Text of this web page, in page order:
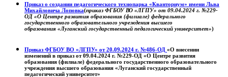
Приказ о создании педагогического технопарка «Кванториум» имени Льва
Михайловича Лоповка(приказ ФГБОУ ВО «ЛГПУ» от 09.04.2024 г. №229-
ОД «О Центре развития образования (филиале) федерального
государственного образовательного учреждения высшего
образования «Луганский государственный педагогический университет»)
Приказ ФГБОУ ВО «ЛГПУ» от 20.09.2024 г. №486-ОД «О внесении
изменений в приказ от 09.04.2024 г. №229-ОД «О Центре развития
образования (филиале) федерального государственного образовательного
учреждения высшего образования «Луганский государственный
педагогический университет»